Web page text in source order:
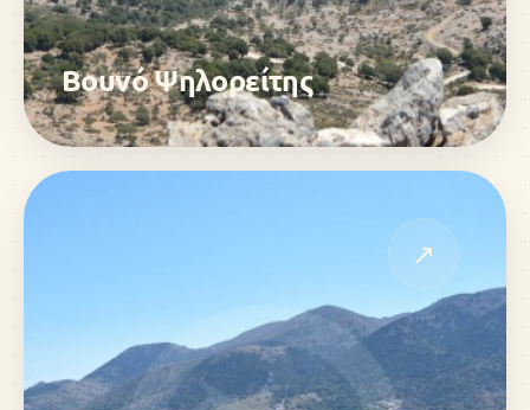
Βουνό Ψηλορείτης
↗